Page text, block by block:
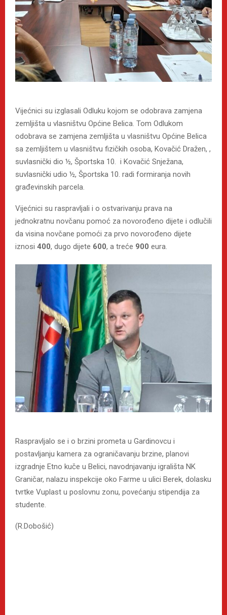
Vijećnici su izglasali Odluku kojom se odobrava zamjena
zemljišta u vlasništvu Općine Belica. Tom Odlukom
odobrava se zamjena zemljišta u vlasništvu Općine Belica
sa zemljištem u vlasništvu fizičkih osoba, Kovačić Dražen, ,
suvlasnički dio ½, Športska 10. i Kovačić Snježana,
suvlasnički udio ½, Športska 10. radi formiranja novih
građevinskih parcela.
Vijećnici su raspravljali i o ostvarivanju prava na
jednokratnu novčanu pomoć za novorođeno dijete i odlučili
da visina novčane pomoći za prvo novorođeno dijete
iznosi 400, dugo dijete 600, a treće 900 eura.
Raspravljalo se i o brzini prometa u Gardinovcu i
postavljanju kamera za ograničavanju brzine, planovi
izgradnje Etno kuče u Belici, navodnjavanju igrališta NK
Graničar, nalazu inspekcije oko Farme u ulici Berek, dolasku
tvrtke Vuplast u poslovnu zonu, povećanju stipendija za
studente.
(R.Dobošić)